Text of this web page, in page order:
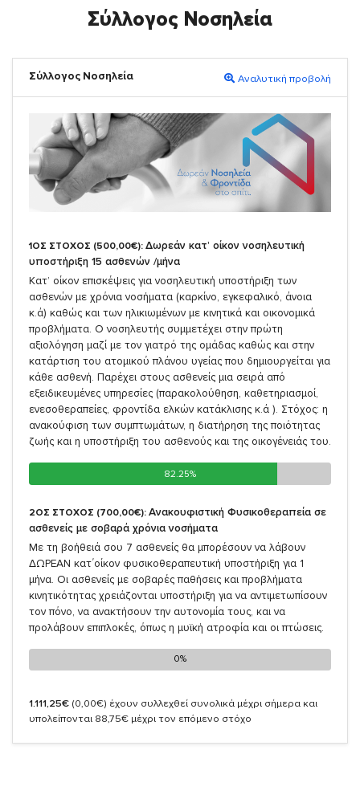
Σύλλογος Νοσηλεία
Σύλλογος Νοσηλεία Αναλυτική προβολή
1ΟΣ ΣΤΟΧΟΣ (500,00€): Δωρεάν κατ’ οίκον νοσηλευτική
υποστήριξη 15 ασθενών /μήνα
Κατ’ οίκον επισκέψεις για νοσηλευτική υποστήριξη των
ασθενών με χρόνια νοσήματα (καρκίνο, εγκεφαλικό, άνοια
κ.ά) καθώς και των ηλικιωμένων με κινητικά και οικονομικά
προβλήματα. Ο νοσηλευτής συμμετέχει στην πρώτη
αξιολόγηση μαζί με τον γιατρό της ομάδας καθώς και στην
κατάρτιση του ατομικού πλάνου υγείας που δημιουργείται για
κάθε ασθενή. Παρέχει στους ασθενείς μια σειρά από
εξειδικευμένες υπηρεσίες (παρακολούθηση, καθετηριασμοί,
ενεσοθεραπείες, φροντίδα ελκών κατάκλισης κ.ά ). Στόχος: η
ανακούφιση των συμπτωμάτων, η διατήρηση της ποιότητας
ζωής και η υποστήριξη του ασθενούς και της οικογένειάς του.
82.25%
82.25%
2ΟΣ ΣΤΟΧΟΣ (700,00€): Ανακουφιστική Φυσικοθεραπεία σε
ασθενείς με σοβαρά χρόνια νοσήματα
Με τη βοήθειά σου 7 ασθενείς θα μπορέσουν να λάβουν
ΔΩΡΕΑΝ κατ΄οίκον φυσικοθεραπευτική υποστήριξη για 1
μήνα. Οι ασθενείς με σοβαρές παθήσεις και προβλήματα
κινητικότητας χρειάζονται υποστήριξη για να αντιμετωπίσουν
τον πόνο, να ανακτήσουν την αυτονομία τους, και να
προλάβουν επιπλοκές, όπως η μυϊκή ατροφία και οι πτώσεις.
0%
0%
1.111,25€ (0,00€) έχουν συλλεχθεί συνολικά μέχρι σήμερα και
υπολείπονται 88,75€ μέχρι τον επόμενο στόχο